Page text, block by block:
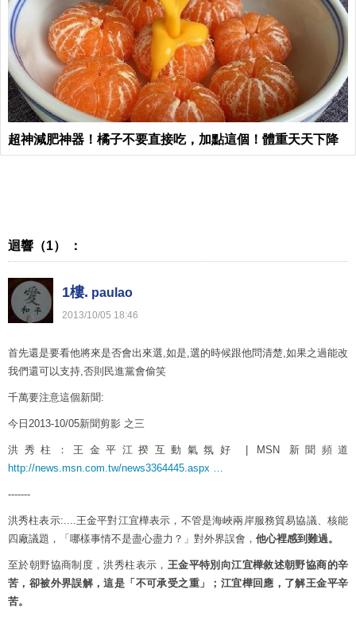
超神減肥神器！橘子不要直接吃，加點這個！體重天天下降
迴響（1） ：
1樓. paulao
2013/10/05 18:46
首先還是要看他將來是否會出來選,如是,選的時候跟他問清楚,如果之過能改
我們還可以支持,否則民進黨會偷笑
千萬要注意這個新聞:
今日2013-10/05新聞剪影 之三
洪秀柱：王金平江揆互動氣氛好 | MSN 新聞頻道
http://news.msn.com.tw/news3364445.aspx …
-------
洪秀柱表示:....王金平對江宜樺表示，不管是海峽兩岸服務貿易協議、核能
四廠議題，「哪樣事情不是盡心盡力？」對外界誤會， 他心裡感到難過。
至於朝野協商制度，洪秀柱表示， 王金平特別向江宜樺敘述朝野協商的辛
苦，卻被外界誤解，這是「不可承受之重」；江宜樺回應，了解王金平辛
苦。